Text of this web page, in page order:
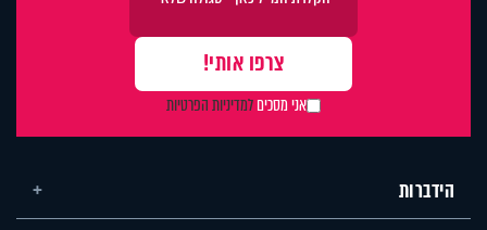
אני מסכיםלמדיניות הפרטיות
הידברות